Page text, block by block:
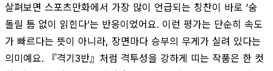
살펴보면 스포츠만화에서 가장 많이 언급되는 칭찬이 바로 ‘숨
돌릴 틈 없이 읽힌다’는 반응이었어요. 이런 평가는 단순히 속도
가 빠르다는 뜻이 아니라, 장면마다 승부의 무게가 실려 있다는
의미예요. 『격기3반』처럼 격투성을 강하게 띠는 작품은 한 컷